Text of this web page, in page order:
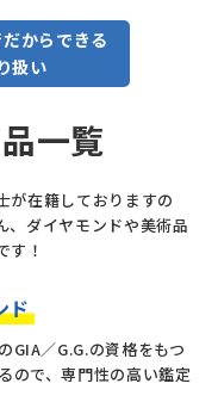
からできる
扱い
一覧
が在籍しておりますの
、ダイヤモンドや美術品
す！
ド
GIA／G.G.の資格をもつ
ので、専門性の高い鑑定